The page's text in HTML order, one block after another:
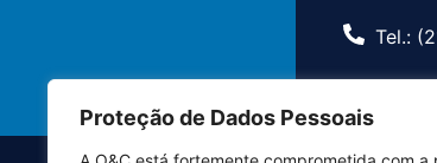
Proteção de Dados Pessoais
Tel.: